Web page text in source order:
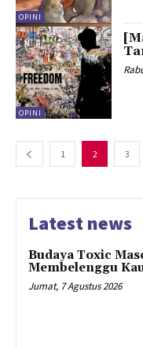
OPINI
OPINI
1 2 3
Latest news
Budaya Toxic
Membelenggu
Jumat, 7 Agustus 2026